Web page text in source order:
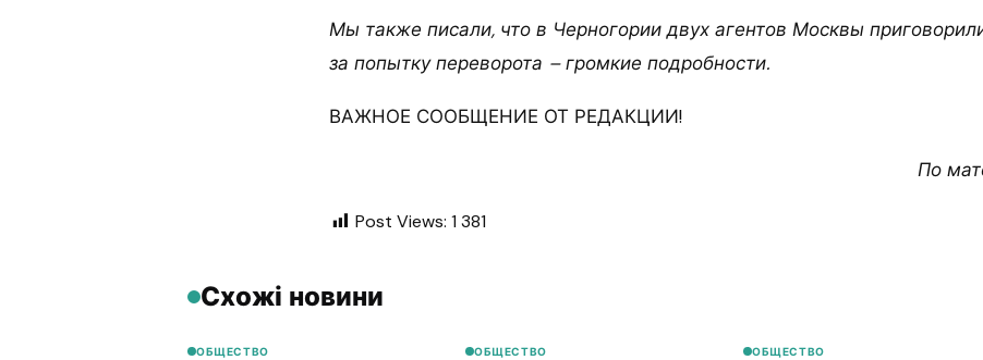
Мы также писали, что в Черногории двух агентов Москвы
за попытку переворота – громкие подробности.
ВАЖНОЕ СООБЩЕНИЕ ОТ РЕДАКЦИИ!
По
Post Views: 1 381
Схожі новини
ОБЩЕСТВО ОБЩЕСТВО ОБЩЕСТВО